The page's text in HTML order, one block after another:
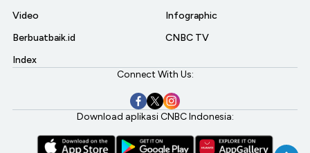
Video
Berbuatbaik.id
Index
Infographic
CNBC TV
Connect With Us:
Download aplikasi CNBC Indonesia: